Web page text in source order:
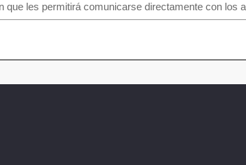
que les permitirá comunicarse directamente con los